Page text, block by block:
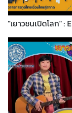
ส
า
ร
แ
ล
ะ
กิ
จ
ก
"เยาวชนเปิดโลก" :